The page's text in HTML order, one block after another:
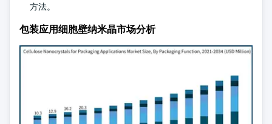
方法。
包装应用细胞壁纳米晶市场分析